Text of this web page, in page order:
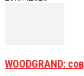
WOODGRAND: